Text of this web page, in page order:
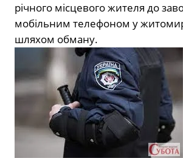
річного місцевого жителя до
мобільним телефоном у
шляхом обману.